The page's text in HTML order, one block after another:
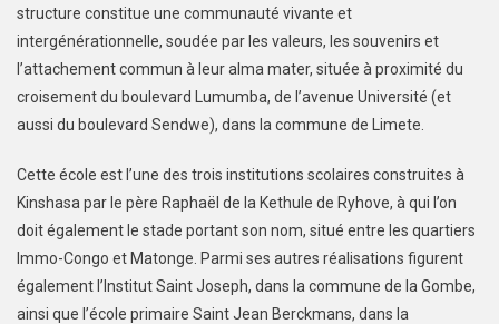
structure constitue une communauté vivante et
intergénérationnelle, soudée par les valeurs, les souvenirs et
l’attachement commun à leur alma mater, située à proximité du
croisement du boulevard Lumumba, de l’avenue Université (et
aussi du boulevard Sendwe), dans la commune de Limete.
Cette école est l’une des trois institutions scolaires construites à
Kinshasa par le père Raphaël de la Kethule de Ryhove, à qui l’on
doit également le stade portant son nom, situé entre les quartiers
Immo-Congo et Matonge. Parmi ses autres réalisations figurent
également l’Institut Saint Joseph, dans la commune de la Gombe,
ainsi que l’école primaire Saint Jean Berckmans, dans la